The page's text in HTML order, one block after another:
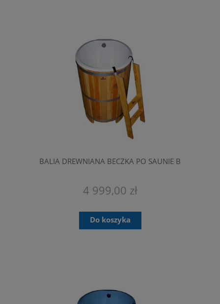
BALIA DREWNIANA BECZKA PO SAUNIE B
4 999,00 zł
Do koszyka